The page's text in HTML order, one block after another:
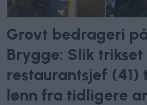
Grovt bedrageri
Brygge: Slik
restaurantsjef (41)
lønn fra tidligere